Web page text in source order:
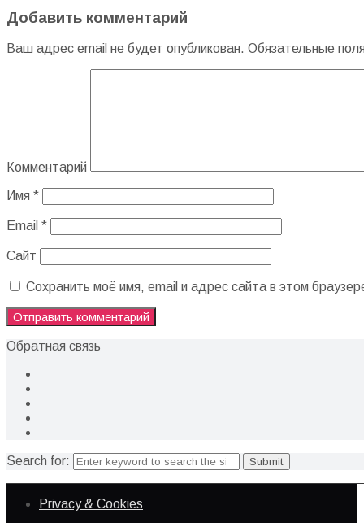
Добавить комментарий
Ваш адрес email не будет опубликован. Обязательные
Комментарий
Имя *
Email *
Сайт
Сохранить моё имя, email и адрес сайта в этом
Обратная связь
Search for:
Privacy & Cookies